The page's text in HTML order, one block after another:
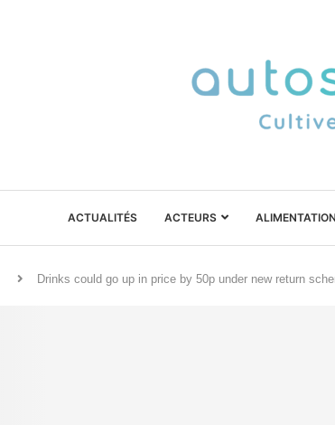
ACTUALITÉS ACTEURS
Drinks could go up in price by 50p under new return